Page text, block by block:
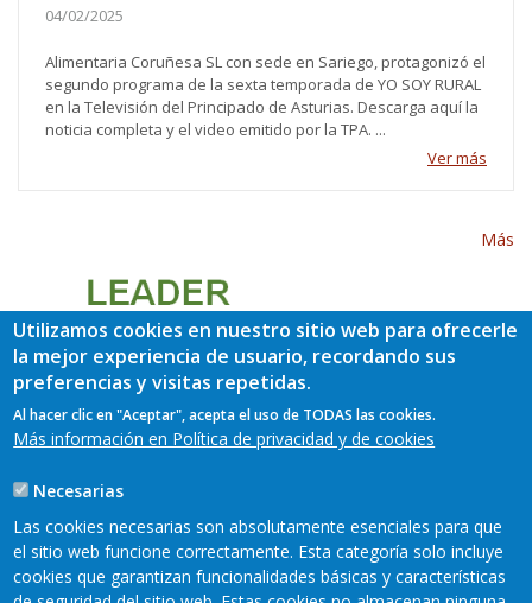
04/02/2025
Alimentaria Coruñesa SL con sede en Sariego, protagonizó el
segundo programa de la sexta temporada de YO SOY RURAL
en la Televisión del Principado de Asturias. Descarga aquí la
noticia completa y el video emitido por la TPA. ...
Ver más
Más
Utilizamos cookies en nuestro sitio web para ofrecerle
la mejor experiencia de usuario, recordando sus
preferencias y visitas repetidas.
Al hacer clic en "Aceptar", acepta el uso de TODAS las cookies.
Más información en Política de privacidad y de cookies
Necesarias
Las cookies necesarias son absolutamente esenciales para que
el sitio web funcione correctamente. Esta categoría solo incluye
cookies que garantizan funcionalidades básicas y características